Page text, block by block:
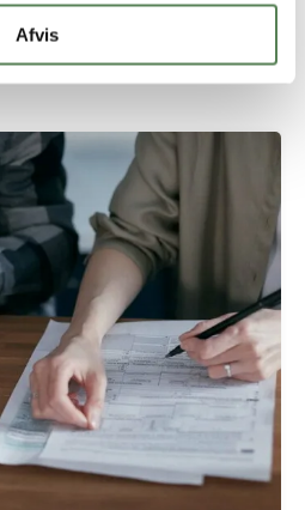
Afvis
og har derfor et dybt
omkring denne skoleform og
skoler.